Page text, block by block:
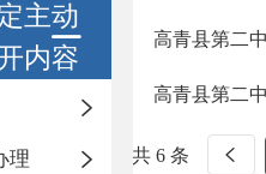
主动
内容
理
高青县第二
高青县第二
共 6 条